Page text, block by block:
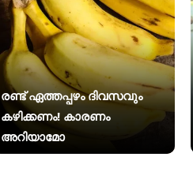
രണ്ട് ഏത്തപ്പഴം ദിവസവും
കഴിക്കണം! കാരണം
അറിയാമോ